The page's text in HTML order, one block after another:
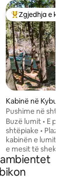
4,96 nga 5,
Më të mirat e
Zgjedhja e
Kabinë në Kyburz
Pushime në
trekëndore buzë
kafshë shtëpiake
Buzë lumit • E
shtëpiake • Plazh privat Mirë
kabinën e lumit
e mesit të
shtrihet përgjatë
American River. I
gjitha stinët, por